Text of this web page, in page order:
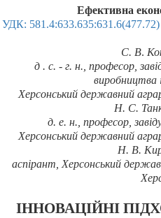
Ефективна
УДК: 581.4:633.635:631.6(477.72)
С. В.
д . с. - г. н., професор,
виробництва і
Херсонський державний
Н. С.
д. е. н., професор,
Херсонський державний
Н. В.
аспірант, Херсонський
ІННОВАЦІЙНІ